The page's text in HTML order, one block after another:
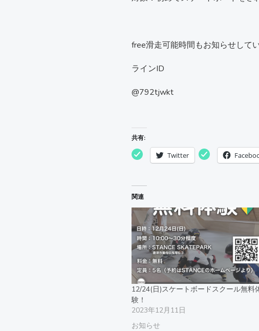
free滑走可能時間もお知らせして
ラインID
@792tjwkt
共有:
Twitter
関連
12/24(日)スケートボードスクール無料
験！
2023年12月11日
お知らせ